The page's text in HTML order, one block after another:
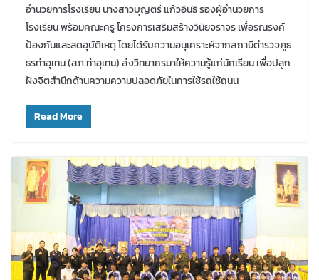
อำนวยการโรงเรียน นางสาวบุญตรี แก้วอินธิ รองผู้อำนวยการ
โรงเรียน พร้อมคณะครู โครงการเสริมสร้างวินัยจราจร เพื่อรณรงค์
ป้องกันและลดอุบัติเหตุ โดยได้รับความอนุเคราะห์จากสถานีตำรวจภูธ
ธรท่าอุเทน (สภ.ท่าอุเทน) ส่งวิทยากรมาให้ความรู้แก่นักเรียน เพื่อปลูก
ฝังจิตสำนึกด้านความความปลอดภัยในการใช้รถใช้ถนน
Read More